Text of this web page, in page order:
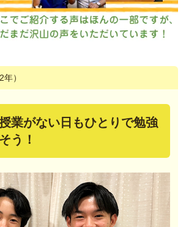
年）
業がない日もひとりで勉強
う！